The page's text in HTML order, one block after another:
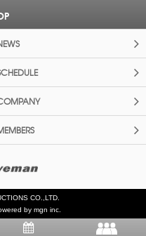
CO.,LTD.
by mgn inc.